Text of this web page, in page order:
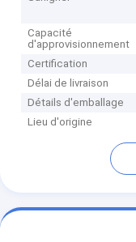
Capacité
d'approvisionnement
Certification
Délai de livraison
Détails d'emballage
Lieu d'origine